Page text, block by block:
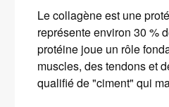
Le collagène est une
représente environ 30 %
protéine joue un rôle
muscles, des tendons et
qualifié de "ciment" qui